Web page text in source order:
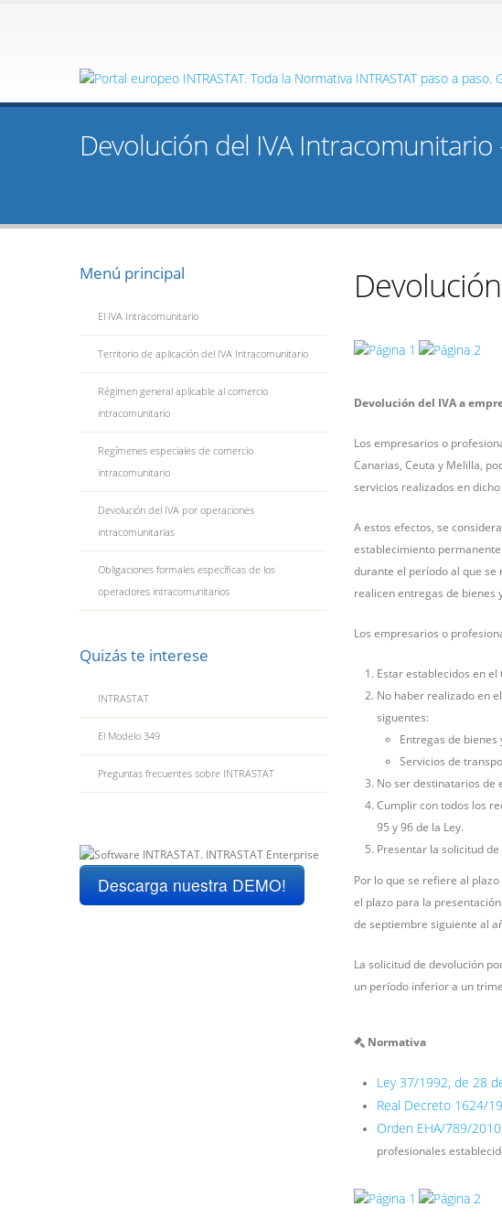
Devolución del IVA Intracomunitario
Menú principal
El IVA Intracomunitario
Territorio de aplicación del IVA Intracomunitario
Régimen general aplicable al comercio
intracomunitario
Regímenes especiales de comercio
intracomunitario
Devolución del IVA por operaciones
intracomunitarias
Obligaciones formales específicas de los
operadores intracomunitarios
Quizás te interese
INTRASTAT
El Modelo 349
Preguntas frecuentes sobre INTRASTAT
Descarga nuestra DEMO!
Devolución del IVA a
Los empresarios o
Canarias, Ceuta y Melilla,
servicios realizados en
A estos efectos, se
establecimiento
durante el período al que
realicen entregas de bienes
Los empresarios o
Estar establecidos en
No haber realizado en
siguentes:
Entregas de
Servicios de
No ser destinatarios de
Cumplir con todos los
95 y 96 de la Ley.
Presentar la solicitud
Por lo que se refiere al
el plazo para la
de septiembre siguiente al
La solicitud de devolución
un período inferior a un
Normativa
Ley 37/1992, de 28
Real Decreto 1624/
Orden EHA/789/
profesionales